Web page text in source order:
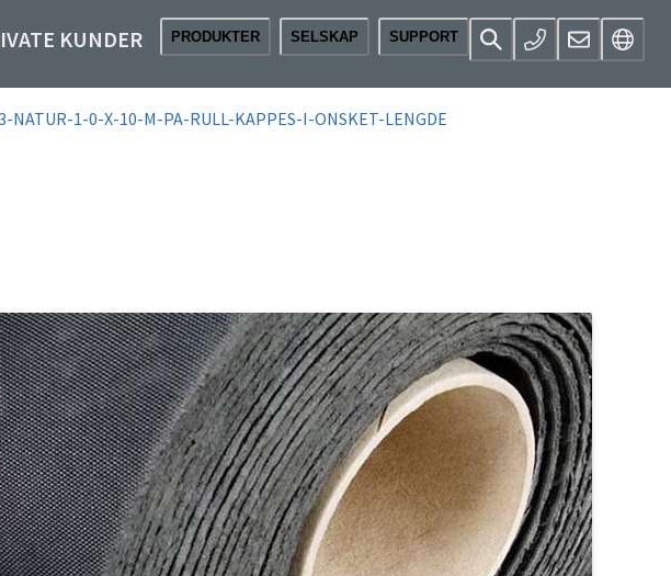
KUNDER PRODUKTER SELSKAP SUPPORT
NATUR-1-0-X-10-M-PA-RULL-KAPPES-I-ONSKET-LENGDE